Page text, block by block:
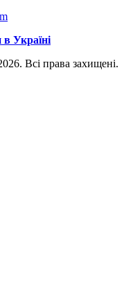
в Україні
Всі права захищені.